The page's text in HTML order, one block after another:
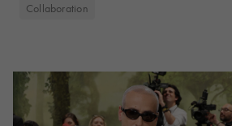
orologio che ridefinisce i confini del lusso e
Collaboration